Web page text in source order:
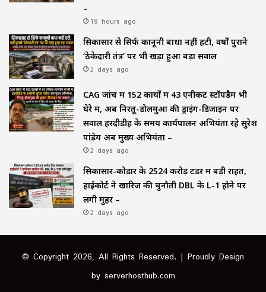
–
19 hours ago
सिकासार से सिर्फ कानूनी बाधा नहीं हटी, वर्षों पुराने
‘ठेकेदारी तंत्र’ पर भी खड़ा हुआ बड़ा सवाल
2 days ago
CAG जांच में 152 कार्यों में 43 एनीकट स्टॉपडैम भी
घेरे में, अब निरतू-डोलमुआ की ड्राइंग-डिजाइन पर
सवाल हरदीडीह के समय कार्यपालन अभियंता रहे सुरेश
पांडेय अब मुख्य अभियंता –
2 days ago
सिकासार-कोडार के ₹2524 करोड़ टेंडर में बड़ी राहत,
हाईकोर्ट ने खारिज की चुनौती DBL के L-1 होने पर
लगी मुहर –
2 days ago
© Copyright 2026, All Rights Reserved. | Proudly Design
by serverhosthub.com